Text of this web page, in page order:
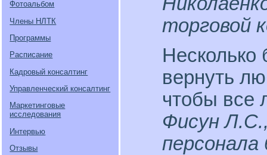
Фотоальбом
Члены НЛТК
Программы
Расписание
Кадровый консалтинг
Управленческий консалтинг
Маркетинговые
исследования
Интервью
Отзывы
торговой
Несколько
вернуть
чтобы все
Фисун